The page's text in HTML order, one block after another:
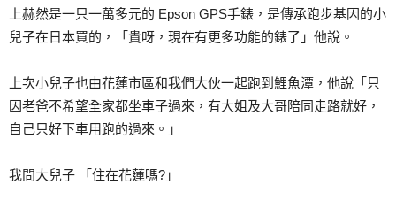
上赫然是一只一萬多元的 Epson GPS手錶，是傳承跑步基因的小
兒子在日本買的，「貴呀，現在有更多功能的錶了」他說。
上次小兒子也由花蓮市區和我們大伙一起跑到鯉魚潭，他說「只
因老爸不希望全家都坐車子過來，有大姐及大哥陪同走路就好，
自己只好下車用跑的過來。」
我問大兒子 「住在花蓮嗎?」